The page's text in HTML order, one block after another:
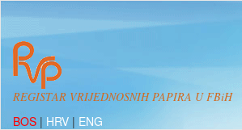
REGISTAR VRIJEDNOSNIH PAPIRA U FBiH
BOS | HRV | ENG